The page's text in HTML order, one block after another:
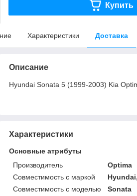
Купить
Характеристики Доставка
Описание
Hyundai Sonata 5 (1999-2003) Kia
Характеристики
Основные атрибуты
Производитель
Optima
Совместимость с маркой
Совместимость с моделью
Sonata